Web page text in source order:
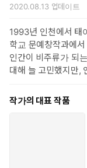
쓸 수 있는 공간이라
되고 싶다는 열망은
을 쓰지 않을 때도
물에게 숨을 불어넣
릿G, 환상문학웹진
학문학상 장편 대상
2020.08.13업데이트
1993년 인천에서 태
학교 문예창작과에
인간이 비주류가 되
대해 늘 고민했지만,
겨놔야겠다고 생각
고 있다. 2019년 9
작가의 대표 작품